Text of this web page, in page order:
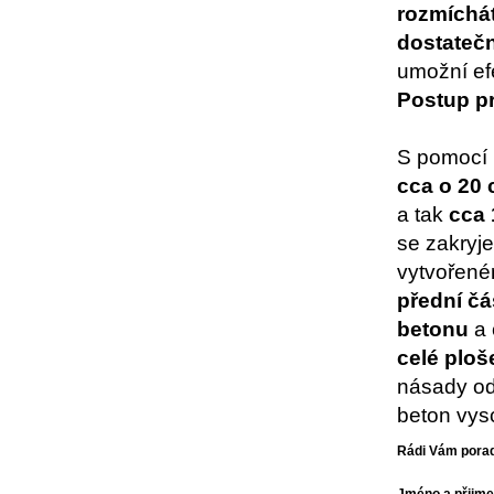
umožní
Postup
S pomocí
cca o 20
a tak cca
se
přední
betonu a
celé
násady
beton
Rádi Vám